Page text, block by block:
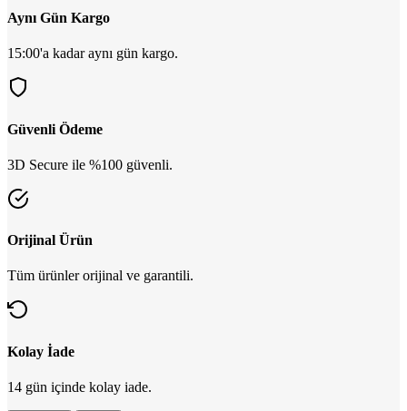
Aynı Gün Kargo
15:00'a kadar aynı gün kargo.
Güvenli Ödeme
3D Secure ile %100 güvenli.
Orijinal Ürün
Tüm ürünler orijinal ve garantili.
Kolay İade
14 gün içinde kolay iade.